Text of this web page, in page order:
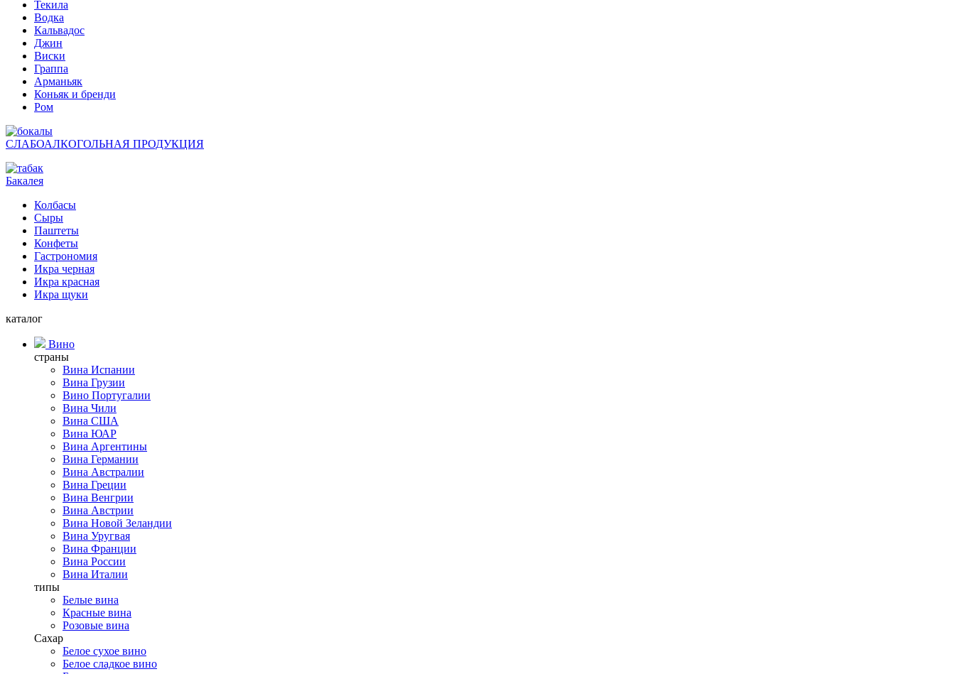
Текила
Водка
Кальвадос
Джин
Виски
Граппа
Арманьяк
Коньяк и бренди
Ром
СЛАБОАЛКОГОЛЬНАЯ ПРОДУКЦИЯ
Бакалея
Колбасы
Сыры
Паштеты
Конфеты
Гастрономия
Икра черная
Икра красная
Икра щуки
каталог
Вино
страны
Вина Испании
Вина Грузии
Вино Португалии
Вина Чили
Вина США
Вина ЮАР
Вина Аргентины
Вина Германии
Вина Австралии
Вина Греции
Вина Венгрии
Вина Австрии
Вина Новой Зеландии
Вина Уругвая
Вина Франции
Вина России
Вина Италии
типы
Белые вина
Красные вина
Розовые вина
Сахар
Белое сухое вино
Белое сладкое вино